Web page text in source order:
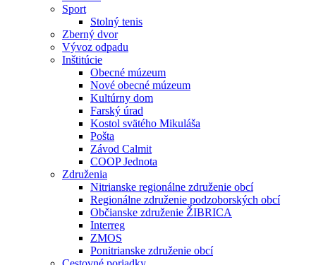
Sport
Stolný tenis
Zberný dvor
Vývoz odpadu
Inštitúcie
Obecné múzeum
Nové obecné múzeum
Kultúrny dom
Farský úrad
Kostol svätého Mikuláša
Pošta
Závod Calmit
COOP Jednota
Združenia
Nitrianske regionálne združenie obcí
Regionálne združenie podzoborských obcí
Občianske združenie ŽIBRICA
Interreg
ZMOS
Ponitrianske združenie obcí